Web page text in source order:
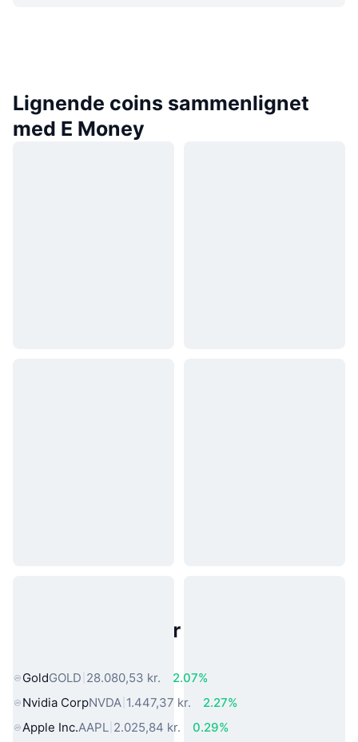
Lignende coins sammenlignet
med E Money
Populære aktiver fra den virkelige
GoldGOLD 28.080,53 kr.
2.07%
Nvidia CorpNVDA 1.447,37 kr.
2.27%
Apple Inc.AAPL 2.025,84 kr. 0.29%